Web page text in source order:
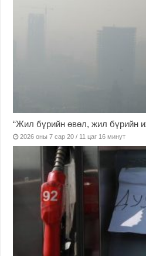
“Жил бүрийн өвөл, жил бүрийн
2026 оны 7 сар 20 / 11 цаг 16 минут